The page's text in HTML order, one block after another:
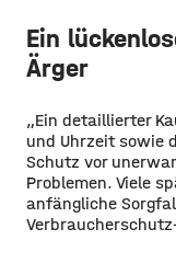
Ein
Ärger
„Ein detaillierter
und Uhrzeit sowie
Schutz vor
Problemen. Viele
anfängliche